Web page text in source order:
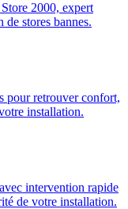
2000, expert
de stores bannes.
pour retrouver confort,
installation.
intervention rapide
de votre installation.